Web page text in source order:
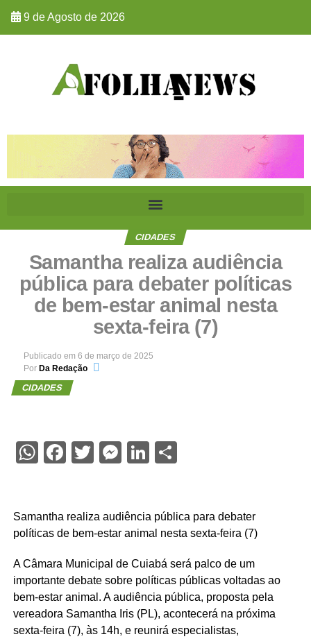
9 de Agosto de 2026
CIDADES
Samantha realiza audiência
pública para debater políticas
de bem-estar animal nesta
sexta-feira (7)
Publicado em 6 de março de 2025
Por Da Redação
CIDADES
WhatsApp
Facebook
Twitter
Messenger
LinkedIn
Share
Samantha realiza audiência pública para debater
políticas de bem-estar animal nesta sexta-feira (7)
A Câmara Municipal de Cuiabá será palco de um
importante debate sobre políticas públicas voltadas ao
bem-estar animal. A audiência pública, proposta pela
vereadora Samantha Iris (PL), acontecerá na próxima
sexta-feira (7), às 14h, e reunirá especialistas,